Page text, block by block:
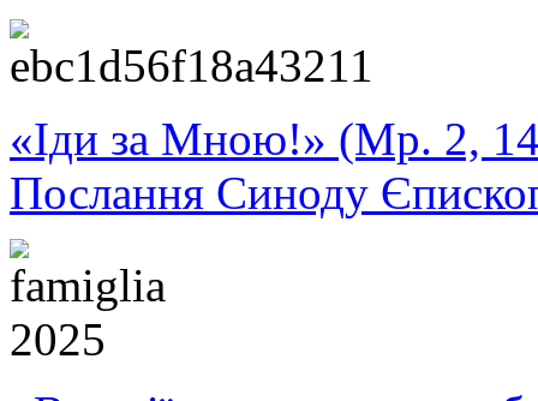
«Іди за Мною!» (Мр. 2,
Послання Синоду